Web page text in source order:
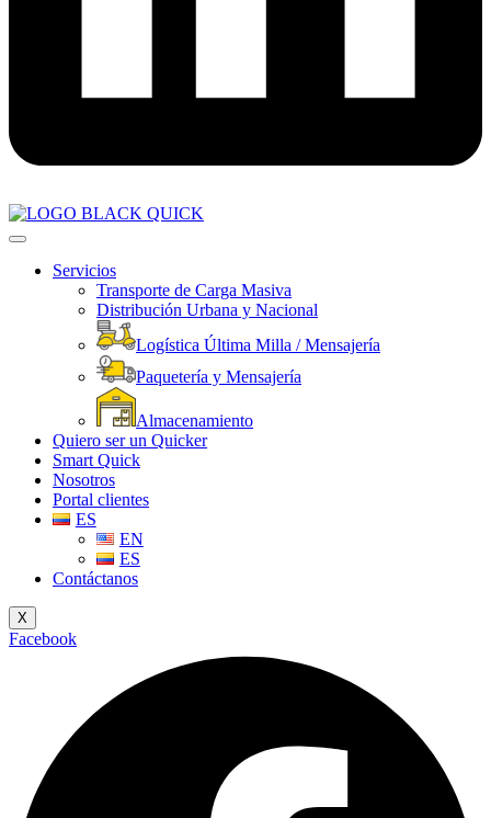
Servicios
Transporte de Carga Masiva
Distribución Urbana y Nacional
Logística Última Milla / Mensajería
Paquetería y Mensajería
Almacenamiento
Quiero ser un Quicker
Smart Quick
Nosotros
Portal clientes
ES
EN
ES
Contáctanos
X
Facebook